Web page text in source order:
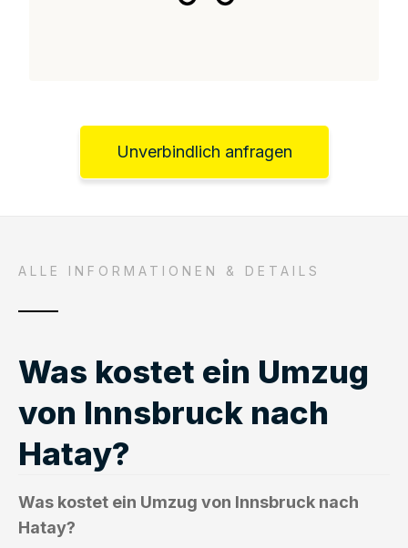
Unverbindlich anfragen
ALLE INFORMATIONEN & DETAILS
Was kostet ein Umzug
von Innsbruck nach
Hatay?
Was kostet ein Umzug von Innsbruck nach
Hatay?